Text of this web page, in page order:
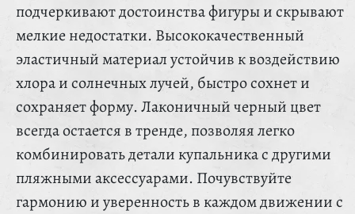
подчеркивают достоинства фигуры и скрывают
мелкие недостатки. Высококачественный
эластичный материал устойчив к воздействию
хлора и солнечных лучей, быстро сохнет и
сохраняет форму. Лаконичный черный цвет
всегда остается в тренде, позволяя легко
комбинировать детали купальника с другими
пляжными аксессуарами. Почувствуйте
гармонию и уверенность в каждом движении с